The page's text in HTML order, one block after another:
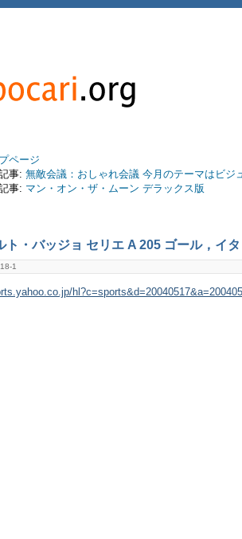
ページ
事: 無敵会議：おしゃれ会議 今月のテーマはビジ
事: マン・オン・ザ・ムーン デラックス版
ト・バッジョ セリエ A 205 ゴール，イ
1